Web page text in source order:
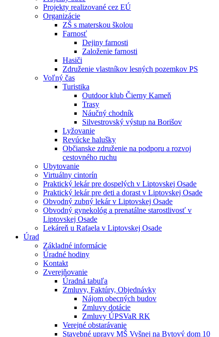
Projekty realizované cez EÚ
Organizácie
ZŠ s materskou školou
Farnosť
Dejiny farnosti
Založenie farnosti
Hasiči
Združenie vlastníkov lesných pozemkov PS
Voľný čas
Turistika
Outdoor klub Čierny Kameň
Trasy
Náučný chodník
Silvestrovský výstup na Borišov
Lyžovanie
Revúcke halušky
Občianske združenie na podporu a rozvoj
cestovného ruchu
Ubytovanie
Virtuálny cintorín
Praktický lekár pre dospelých v Liptovskej Osade
Praktický lekár pre deti a dorast v Liptovskej Osade
Obvodný zubný lekár v Liptovskej Osade
Obvodný gynekológ a prenatálne starostlivosť v
Liptovskej Osade
Lekáreň u Rafaela v Liptovskej Osade
Úrad
Základné informácie
Úradné hodiny
Kontakt
Zverejňovanie
Úradná tabuľa
Zmluvy, Faktúry, Objednávky
Nájom obecných budov
Zmluvy dotácie
Zmluvy ÚPSVaR RK
Verejné obstarávanie
Stavebné upravy MŠ Vyšnej na Bytový dom 10